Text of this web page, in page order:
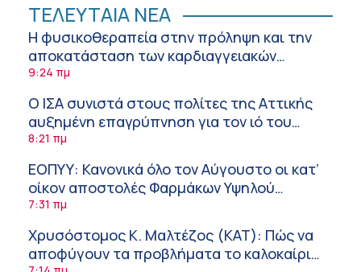
ΤΕΛΕΥΤΑΙΑ ΝΕΑ
Η φυσικοθεραπεία στην πρόληψη και την
αποκατάσταση των καρδιαγγειακών
νοσημάτων και του αγγειακού εγκεφαλικού
9:24 πμ
Ο ΙΣΑ συνιστά στους πολίτες της Αττικής
αυξημένη επαγρύπνηση για τον ιό του
Δυτικού Νείλου
8:21 πμ
ΕΟΠΥΥ: Κανονικά όλο τον Αύγουστο οι κατ’
οίκον αποστολές Φαρμάκων Υψηλού
Κόστους
7:31 πμ
Χρυσόστομος Κ. Μαλτέζος (ΚΑΤ): Πώς να
αποφύγουν τα προβλήματα το καλοκαίρι